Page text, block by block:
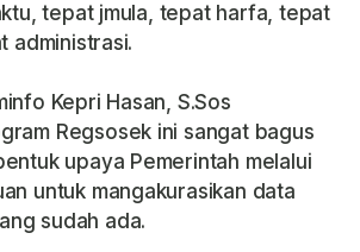
tepat jmula, tepat harfa, tepat
administrasi.
Kepri Hasan, S.Sos
Regsosek ini sangat bagus
upaya Pemerintah melalui
untuk mangakurasikan data
sudah ada.